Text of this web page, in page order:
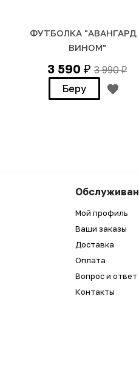
ФУТБОЛКА "АВАНГАРД
ВИНОМ"
3 590₽ 3 990₽
Беру
Мой профиль
Ваши заказы
Доставка
Оплата
Вопрос и ответ
Контакты